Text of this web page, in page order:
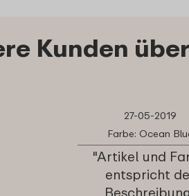
Kunden
27-05-2019
Farbe: Ocean
"Artikel und
entspricht